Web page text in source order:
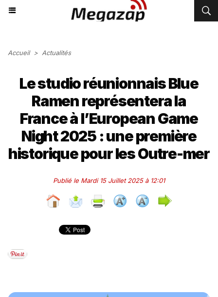
Accueil > Actualités
Le studio réunionnais Blue
Ramen représentera la
France à l’European Game
Night 2025 : une première
historique pour les Outre-mer
Publié le Mardi 15 Juillet 2025 à 12:01